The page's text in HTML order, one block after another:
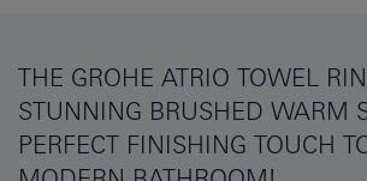
THE GROHE ATRIO TOWEL
STUNNING BRUSHED WARM
PERFECT FINISHING TOUCH